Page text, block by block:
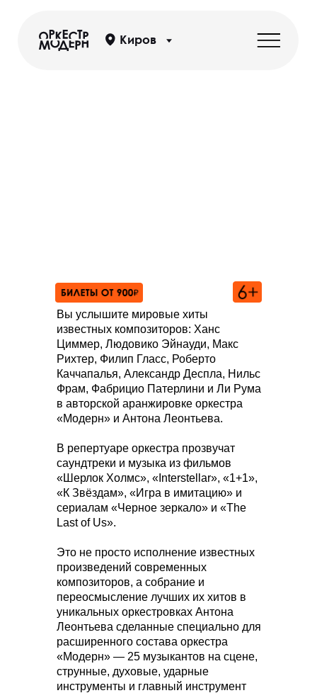
Вы услышите мировые хиты
известных композиторов: Ханс
Циммер, Людовико Эйнауди, Макс
Рихтер, Филип Гласс, Роберто
Каччапалья, Александр Деспла, Нильс
Фрам, Фабрицио Патерлини и Ли Рума
в авторской аранжировке оркестра
«Модерн» и Антона Леонтьева.
В репертуаре оркестра прозвучат
саундтреки и музыка из фильмов
«Шерлок Холмс», «Interstellar», «1+1»,
«К Звёздам», «Игра в имитацию» и
сериалам «Черное зеркало» и «The
Last of Us».
Это не просто исполнение известных
произведений современных
композиторов, а собрание и
переосмысление лучших их хитов в
уникальных оркестровках Антона
Леонтьева сделанные специально для
расширенного состава оркестра
«Модерн» — 25 музыкантов на сцене,
струнные, духовые, ударные
инструменты и главный инструмент